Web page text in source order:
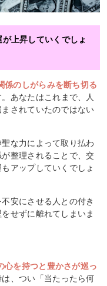
上昇していくでしょ
係のしがらみを断ち切る
あなたはこれまで、人
されていたのではない
な力によって取り払わ
整理されることで、交
アップしていくでしょ
安にさせる人との付き
せずに離れてしまいま
心を持つと豊かさが巡っ
、つい「当たったら何